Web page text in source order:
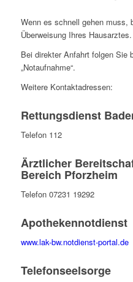
Wenn es schnell gehen muss,
Überweisung Ihres Hausarztes.
Bei direkter Anfahrt folgen Sie
„Notaufnahme“.
Weitere Kontaktadressen:
Rettungsdienst
Telefon 112
Ärztlicher
Bereich Pforzheim
Telefon 07231 19292
Apothekennotdienst
www.lak-bw.notdienst-portal.de
Telefonseelsorge